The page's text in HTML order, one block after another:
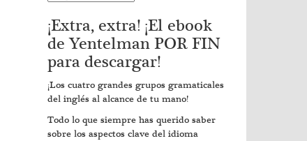
¡Extra, extra! ¡El ebook
de Yentelman POR FIN
para descargar!
¡Los cuatro grandes grupos gramaticales
del inglés al alcance de tu mano!
Todo lo que siempre has querido saber
sobre los aspectos clave del idioma